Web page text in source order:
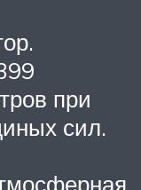
при
сил.